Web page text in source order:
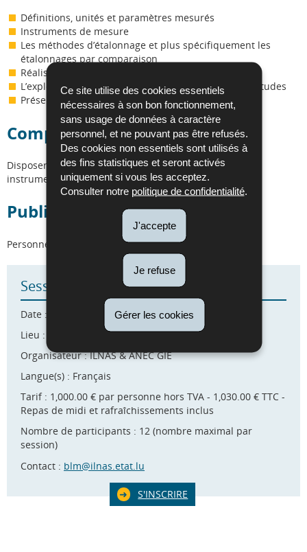
Ce site utilise des cookies essentiels
nécessaires à son bon fonctionnement,
sans usage de données à caractère
personnel, et ne pouvant pas être refusés.
Des cookies non essentiels sont utilisés à
des fins statistiques et seront activés
uniquement si vous les acceptez.
Consulter notre politique de confidentialité.
J'accepte
Je refuse
Gérer les cookies
Définitions, unités et paramètres mesurés
Instruments de mesure
Les méthodes d’étalonnage et plus spécifiquement les
étalonnages par comparaison
Réalisation d’un étalonnage (exercice pratique)
L’exploitation des mesures et l’évaluation des incertitudes
Présentation des résultats de mesure
Compétences requises
Disposer au préalable de bases sur la métrologie et les
instruments de mesure.
Public cible
Personnel réalisant des mesures ou des étalonnages.
Sessions
Date : Dates à venir
Lieu : ILNAS ANEC - Belval
Organisateur : ILNAS & ANEC GIE
Langue(s) : Français
Tarif : 1,000.00 € par personne hors TVA - 1,030.00 € TTC -
Repas de midi et rafraîchissements inclus
Nombre de participants : 12 (nombre maximal par
session)
Contact : blm@ilnas.etat.lu
S'INSCRIRE